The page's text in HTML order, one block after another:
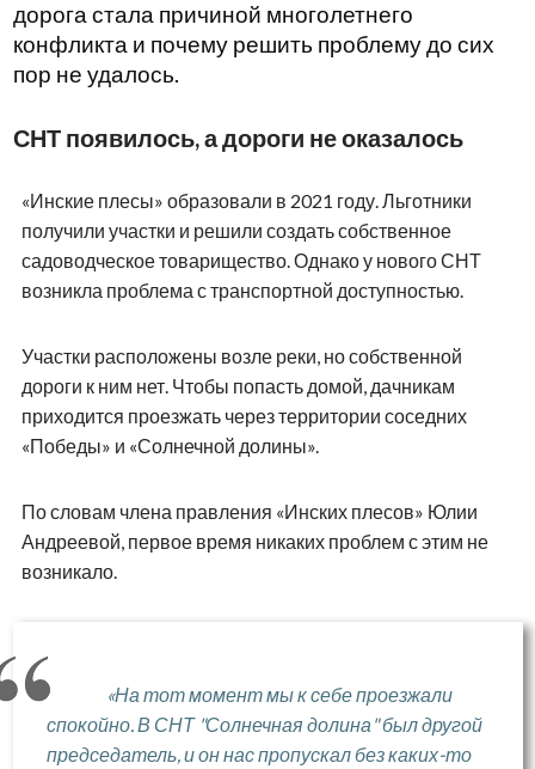
дорога стала причиной многолетнего
конфликта и почему решить проблему до сих
пор не удалось.
СНТ появилось, а дороги не оказалось
«Инские плесы» образовали в 2021 году. Льготники
получили участки и решили создать собственное
садоводческое товарищество. Однако у нового СНТ
возникла проблема с транспортной доступностью.
Участки расположены возле реки, но собственной
дороги к ним нет. Чтобы попасть домой, дачникам
приходится проезжать через территории соседних
«Победы» и «Солнечной долины».
По словам члена правления «Инских плесов» Юлии
Андреевой, первое время никаких проблем с этим не
возникало.
«На тот момент мы к себе проезжали
спокойно. В СНТ "Солнечная долина" был другой
председатель, и он нас пропускал без каких-то